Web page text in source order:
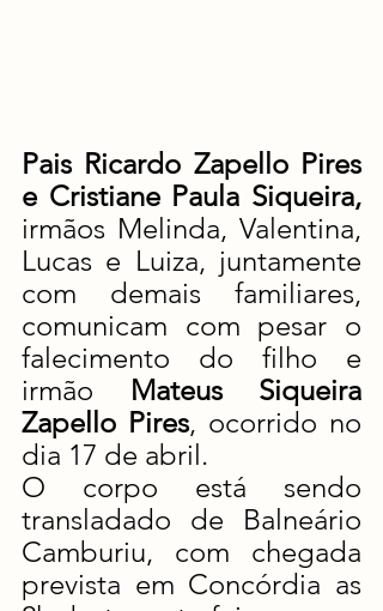
Pais Ricardo Zapello Pires
e Cristiane Paula Siqueira,
irmãos Melinda, Valentina,
Lucas e Luiza, juntamente
com demais familiares,
comunicam com pesar o
falecimento do filho e
irmão Mateus Siqueira
Zapello Pires, ocorrido no
dia 17 de abril.
O corpo está sendo
transladado de Balneário
Camburiu, com chegada
prevista em Concórdia as